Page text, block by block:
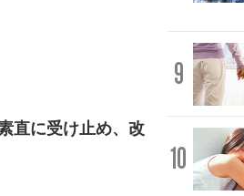
直に受け止め、改
9
10